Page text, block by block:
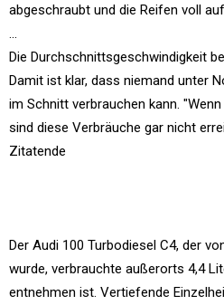
abgeschraubt und die Reifen voll
...
Die Durchschnittsgeschwindigkeit
Damit ist klar, dass niemand unter
im Schnitt verbrauchen kann.
sind diese Verbräuche gar nicht
Zitatende
Der Audi 100 Turbodiesel C4, der
wurde, verbrauchte außerorts 4,4
entnehmen ist. Vertiefende